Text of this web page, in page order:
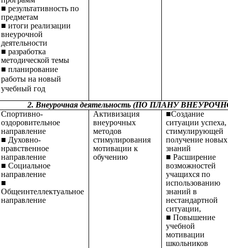
■ результативность по
предметам
■ итоги реализации
внеурочной
деятельности
■ разработка
методической темы
■ планирование
работы на новый
учебный год
2. Внеурочная деятельность (ПО ПЛАНУ
Спортивно-
оздоровительное
направление
■ Духовно-
нравственное
направление
■ Социальное
направление
■
Общеинтеллектуальное
направление
Активизация
внеурочных
методов
стимулирования
мотивации к
обучению
■Создание
ситуации успеха,
стимулирующей
получение новых
знаний
■ Расширение
возможностей
учащихся по
использованию
знаний в
нестандартной
ситуации,
■ Повышение
учебной
мотивации
школьников